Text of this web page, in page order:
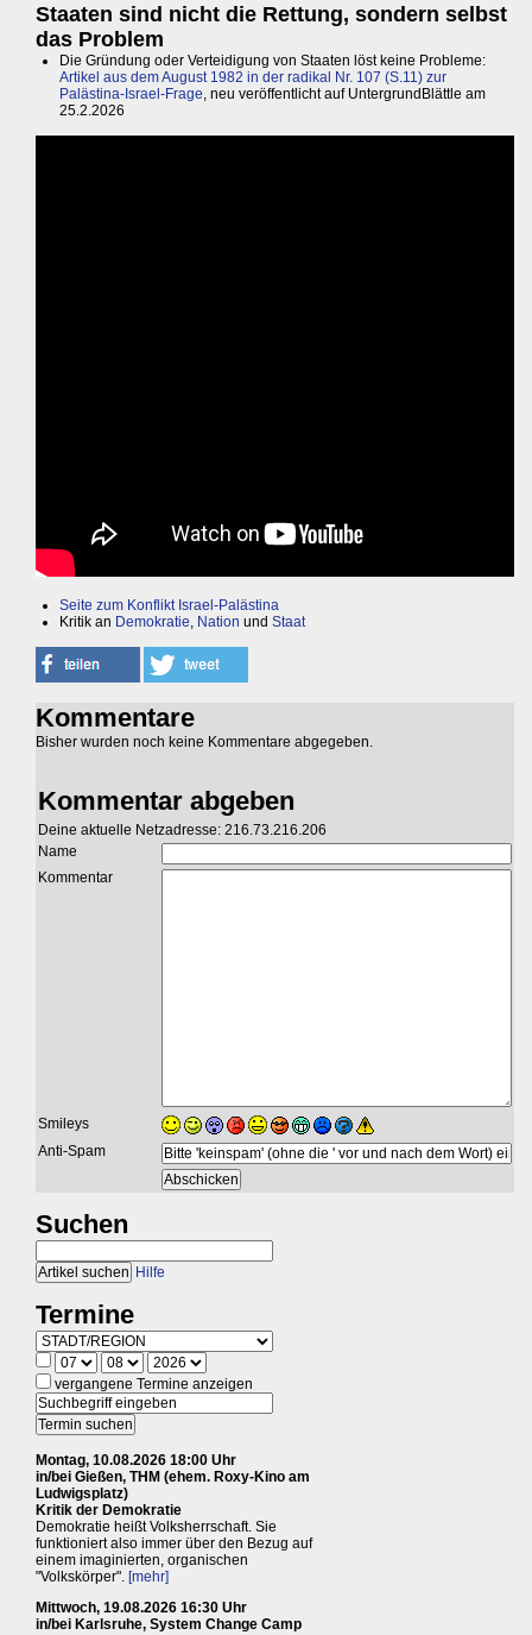
Staaten sind nicht die Rettung, sondern selbst
das Problem
Die Gründung oder Verteidigung von Staaten löst keine Probleme:
Artikel aus dem August 1982 in der radikal Nr. 107 (S.11) zur
Palästina-Israel-Frage, neu veröffentlicht auf UntergrundBlättle am
25.2.2026
Seite zum Konflikt Israel-Palästina
Kritik an Demokratie, Nation und Staat
Kommentare
Bisher wurden noch keine Kommentare abgegeben.
Kommentar abgeben
Deine aktuelle Netzadresse: 216.73.216.206
Name
Kommentar
Smileys
Anti-Spam
Suchen
Hilfe
Termine
vergangene Termine anzeigen
Montag, 10.08.2026 18:00 Uhr
in/bei Gießen, THM (ehem. Roxy-Kino am
Ludwigsplatz)
Kritik der Demokratie
Demokratie heißt Volksherrschaft. Sie
funktioniert also immer über den Bezug auf
einem imaginierten, organischen
"Volkskörper". [mehr]
Mittwoch, 19.08.2026 16:30 Uhr
in/bei Karlsruhe, System Change Camp